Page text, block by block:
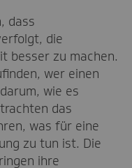
dass
die
besser zu machen.
wer einen
wie es
das
was für eine
zu tun ist. Die
ihre